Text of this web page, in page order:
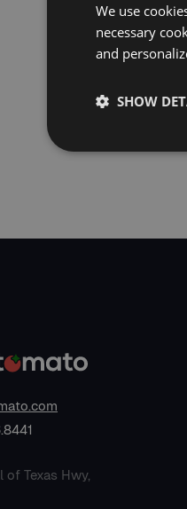
LLC是Idera集团的
详细信息，请查看我
Texas Hwy,
We use
necessary
and
SHOW